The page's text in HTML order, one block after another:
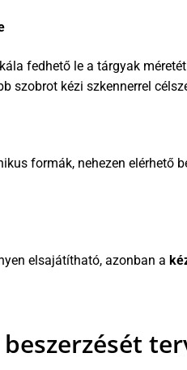
fedhető le a tárgyak
szobrot kézi szkennerrel
formák, nehezen
elsajátítható, azonban a